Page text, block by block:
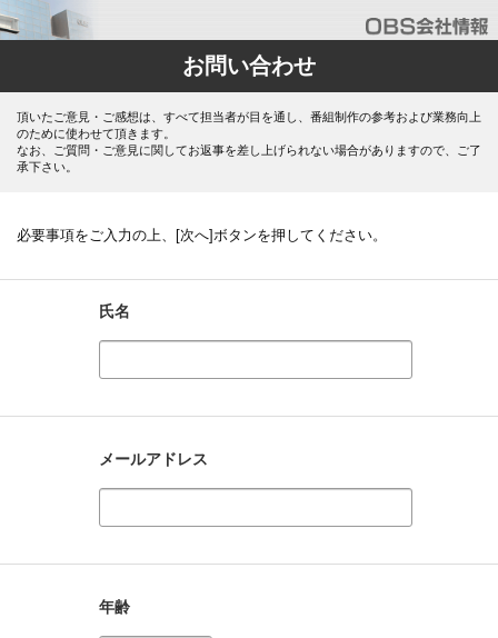
お問い合わせ
頂いたご意見・ご感想は、すべて担当者が目を通し、番組制作の参考および業務向上
のために使わせて頂きます。
なお、ご質問・ご意見に関してお返事を差し上げられない場合がありますので、ご了
承下さい。
必要事項をご入力の上、[次へ]ボタンを押してください。
氏名
メールアドレス
年齢